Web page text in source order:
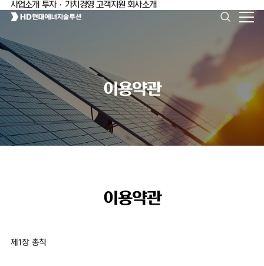
사업소개 투자·가치경영 고객지원 회사소개
이용약관
이용약관
제1장 총칙